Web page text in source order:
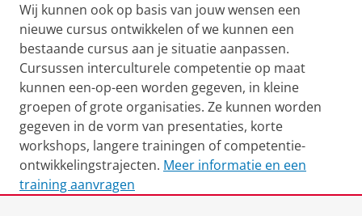
Wij kunnen ook op basis van jouw wensen een
nieuwe cursus ontwikkelen of we kunnen een
bestaande cursus aan je situatie aanpassen.
Cursussen interculturele competentie op maat
kunnen een-op-een worden gegeven, in kleine
groepen of grote organisaties. Ze kunnen worden
gegeven in de vorm van presentaties, korte
workshops, langere trainingen of competentie-
ontwikkelingstrajecten. Meer informatie en een
training aanvragen